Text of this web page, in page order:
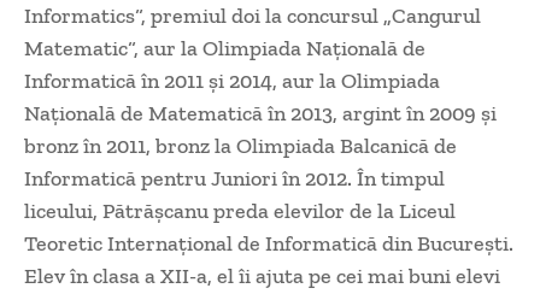
Informatics“, premiul doi la concursul „Cangurul
Matematic“, aur la Olimpiada Naţională de
Informatică în 2011 şi 2014, aur la Olimpiada
Naţională de Matematică în 2013, argint în 2009 şi
bronz în 2011, bronz la Olimpiada Balcanică de
Informatică pentru Juniori în 2012. În timpul
liceului, Pătrăşcanu preda elevilor de la Liceul
Teoretic Internaţional de Informatică din Bucureşti.
Elev în clasa a XII-a, el îi ajuta pe cei mai buni elevi